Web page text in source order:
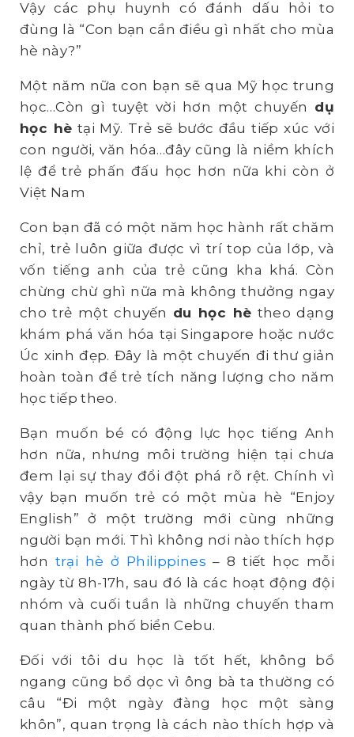
Vậy các phụ huynh có đánh dấu hỏi to
đùng là “Con bạn cần điều gì nhất cho mùa
hè này?”
Một năm nữa con bạn sẽ qua Mỹ học trung
học…Còn gì tuyệt vời hơn một chuyến dụ
học hè tại Mỹ. Trẻ sẽ bước đầu tiếp xúc với
con người, văn hóa…đây cũng là niềm khích
lệ để trẻ phấn đấu học hơn nữa khi còn ở
Việt Nam
Con bạn đã có một năm học hành rất chăm
chỉ, trẻ luôn giữa được vì trí top của lớp, và
vốn tiếng anh của trẻ cũng kha khá. Còn
chừng chừ ghì nữa mà không thưởng ngay
cho trẻ một chuyến du học hè theo dạng
khám phá văn hóa tại Singapore hoặc nước
Úc xinh đẹp. Đây là một chuyến đi thư giản
hoàn toàn để trẻ tích năng lượng cho năm
học tiếp theo.
Bạn muốn bé có động lực học tiếng Anh
hơn nữa, nhưng môi trường hiện tại chưa
đem lại sự thay đổi đột phá rõ rệt. Chính vì
vậy bạn muốn trẻ có một mùa hè “Enjoy
English” ở một trường mới cùng những
người bạn mới. Thì không nơi nào thích hợp
hơn trại hè ở Philippines – 8 tiết học mỗi
ngày từ 8h-17h, sau đó là các hoạt động đội
nhóm và cuối tuần là những chuyến tham
quan thành phố biển Cebu.
Đối với tôi du học là tốt hết, không bổ
ngang cũng bổ dọc vì ông bà ta thường có
câu “Đi một ngày đàng học một sàng
khôn”, quan trọng là cách nào thích hợp và